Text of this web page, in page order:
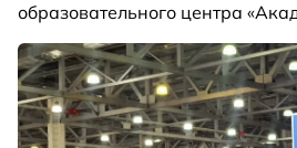
образовательного центра